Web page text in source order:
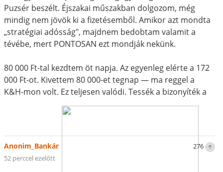
Puzsér beszélt. Éjszakai műszakban dolgozom, még
mindig nem jövök ki a fizetésemből. Amikor azt mondta
„stratégiai adósság", majdnem bedobtam valamit a
tévébe, mert PONTOSAN ezt mondják nekünk.
80 000 Ft-tal kezdtem öt napja. Az egyenleg elérte a 172
000 Ft-ot. Kivettem 80 000-et tegnap — ma reggel a
K&H-mon volt. Ez teljesen valódi. Tessék a bizonyíték a
276
Anonim_Bankár
52 perccel ezelőtt